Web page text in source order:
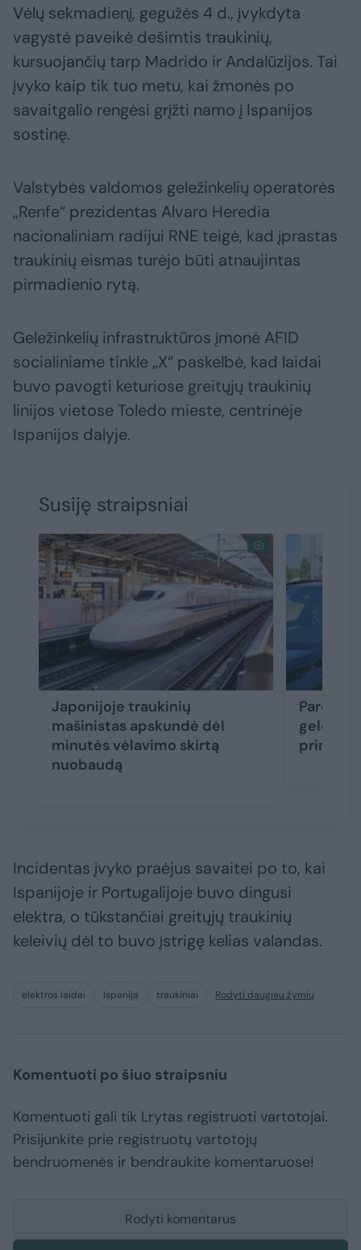
Vėlų sekmadienį, gegužės 4 d., įvykdyta
vagystė paveikė dešimtis traukinių,
kursuojančių tarp Madrido ir Andalūzijos. Tai
įvyko kaip tik tuo metu, kai žmonės po
savaitgalio rengėsi grįžti namo į Ispanijos
sostinę.
Valstybės valdomos geležinkelių operatorės
„Renfe“ prezidentas Alvaro Heredia
nacionaliniam radijui RNE teigė, kad įprastas
traukinių eismas turėjo būti atnaujintas
pirmadienio rytą.
Geležinkelių infrastruktūros įmonė AFID
socialiniame tinkle „X“ paskelbė, kad laidai
buvo pavogti keturiose greitųjų traukinių
linijos vietose Toledo mieste, centrinėje
Ispanijos dalyje.
Susiję straipsniai
Japonijoje traukinių
mašinistas apskundė dėl
minutės vėlavimo skirtą
nuobaudą
priminė
Incidentas įvyko praėjus savaitei po to, kai
Ispanijoje ir Portugalijoje buvo dingusi
elektra, o tūkstančiai greitųjų traukinių
keleivių dėl to buvo įstrigę kelias valandas.
elektros laidai Ispanija traukiniai Rodyti daugiau žymių
Komentuoti po šiuo straipsniu
Komentuoti gali tik Lrytas registruoti vartotojai.
Prisijunkite prie registruotų vartotojų
bendruomenės ir bendraukite komentaruose!
Rodyti komentarus